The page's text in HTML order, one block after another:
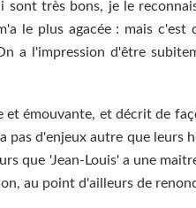
sont très bons, je le
le plus agacée : mais c'est
a l'impression d'être
et émouvante, et décrit de
pas d'enjeux autre que leurs
que 'Jean-Louis' a une
au point d'ailleurs de